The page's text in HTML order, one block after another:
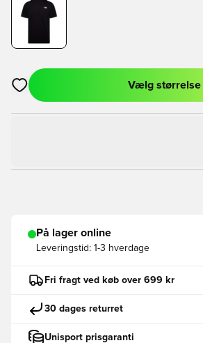
Åbner en Modal til at logge ind eller
Vælg størrelse
På lager online
Leveringstid: 1-3 hverdage
Fri fragt ved køb over 699 kr
30 dages returret
Unisport prisgaranti